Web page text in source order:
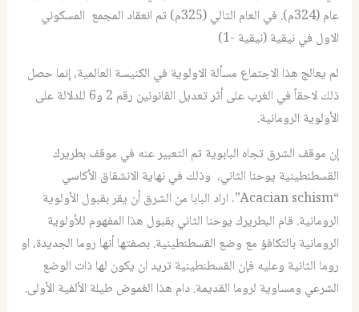
عام (324م). في العام التالي (325م) تم انعقاد المجمع المسكوني
الاول في نيقية (نيقية -1)
لم يعالج هذا الاجتماع مسألة الاولوية في الكنيسة العالمية، إنما حصل
ذلك لاحقاً في الغرب على أثر تعديل القانونين رقم 2 و6 للدلالة على
الأولوية الرومانية.
إن موقف الشرق تجاه البابوية تم التعبير عنه في موقف بطريرك
القسطنطينية يوحنا الثاني، وذلك في نهاية الانشقاق الأكاسي
“Acacian schism”. اراد البابا من الشرق أن يقر بقبول الأولوية
الرومانية. قام البطريرك يوحنا الثاني بقبول هذا المفهوم للأولوية
الرومانية بالتكافؤ مع وضع القسطنطينية. بصفتها أنها روما الجديدة، او
روما الثانية وعليه فإن القسطنطينية تريد ان يكون لها ذات الوضع
الشرعي ومساوية لروما القديمة. دام هذا الغموض طيلة الألفية الأولى.